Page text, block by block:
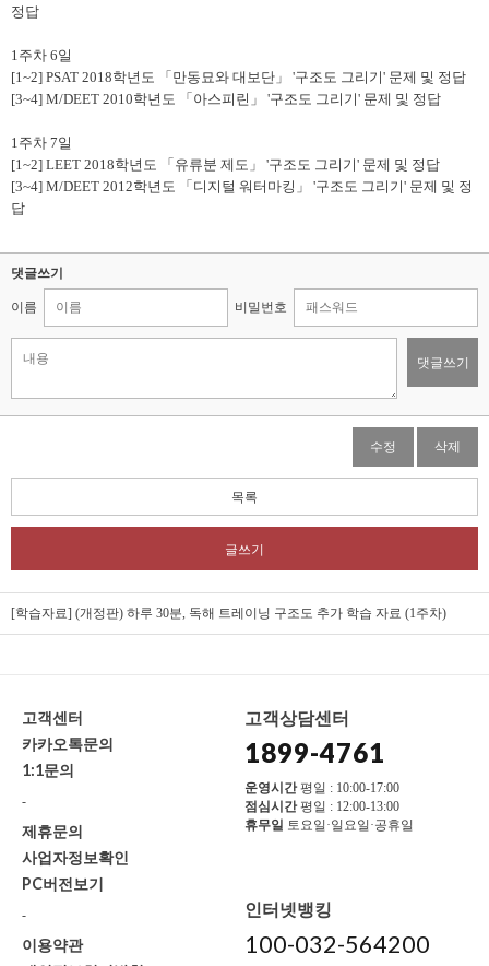
정답
1주차 6일
[1~2] PSAT 2018학년도 「 만동묘와 대보단 」 '구조도 그리기' 문제 및 정답
[3~4] M/DEET 2010학년도 「 아스피린 」 '구조도 그리기' 문제 및 정답
1주차 7일
[1~2] LEET 2018학년도 「 유류분 제도 」 '구조도 그리기' 문제 및 정답
[3~4] M/DEET 2012학년도 「 디지털 워터마킹 」 '구조도 그리기' 문제 및 정
답
댓글쓰기
이름 비밀번호
댓글쓰기
수정 삭제
목록
글쓰기
[학습자료] (개정판) 하루 30분, 독해 트레이닝 구조도 추가 학습 자료 (1주차)
고객센터
카카오톡문의
1:1문의
-
제휴문의
사업자정보확인
PC버전보기
-
이용약관
고객상담센터
1899-4761
운영시간평일 : 10:00-17:00
점심시간평일 : 12:00-13:00
휴무일 토요일·일요일·공휴일
인터넷뱅킹
100-032-564200